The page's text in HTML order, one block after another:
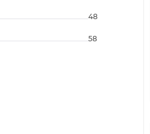
48
58